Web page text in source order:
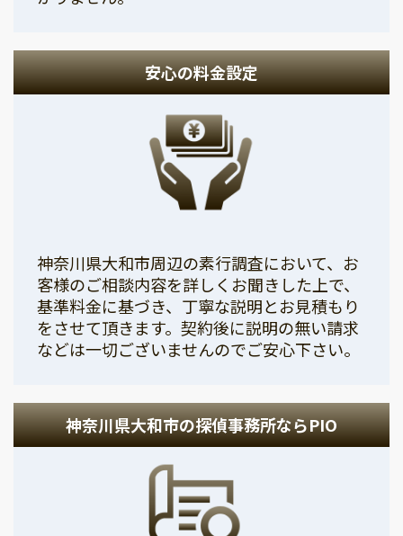
安心の料金設定
神奈川県大和市周辺の素行調査において、お
客様のご相談内容を詳しくお聞きした上で、
基準料金に基づき、丁寧な説明とお見積もり
をさせて頂きます。契約後に説明の無い請求
などは一切ございませんのでご安心下さい。
神奈川県大和市の探偵事務所ならPIO